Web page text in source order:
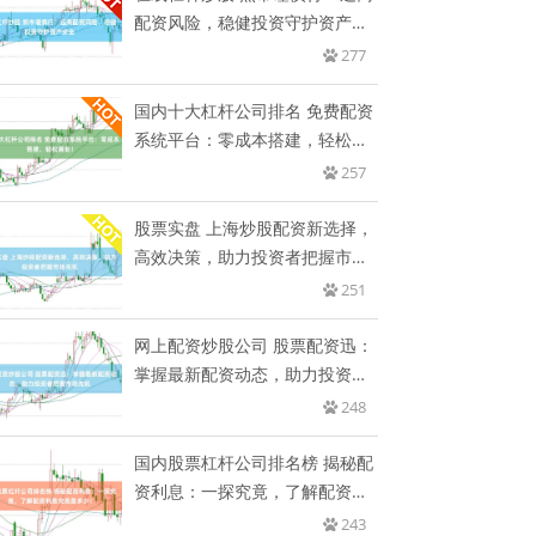
配资风险，稳健投资守护资产安
277
国内十大杠杆公司排名 免费配资
系统平台：零成本搭建，轻松展
257
股票实盘 上海炒股配资新选择，
高效决策，助力投资者把握市场
251
网上配资炒股公司 股票配资迅：
掌握最新配资动态，助力投资者
248
国内股票杠杆公司排名榜 揭秘配
资利息：一探究竟，了解配资利
243